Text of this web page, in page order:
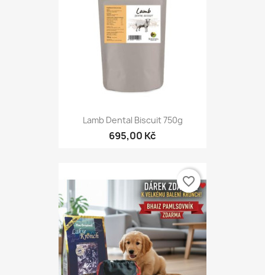
Lamb Dental Biscuit 750g
695,00 Kč
favorite_border